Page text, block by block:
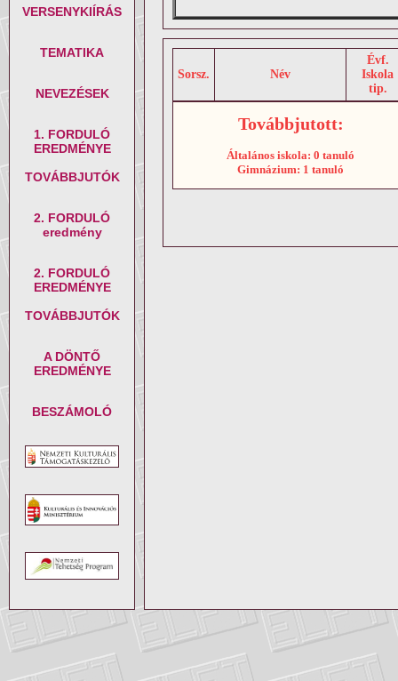
VERSENYKIÍRÁS
TEMATIKA
NEVEZÉSEK
1. FORDULÓ
EREDMÉNYE
TOVÁBBJUTÓK
2. FORDULÓ
eredmény
2. FORDULÓ
EREDMÉNYE
TOVÁBBJUTÓK
A DÖNTŐ
EREDMÉNYE
BESZÁMOLÓ
Sorsz. Név
Évf.
Iskola
tip.
Továbbjutott:
Általános iskola: 0 tanuló
Gimnázium: 1 tanuló